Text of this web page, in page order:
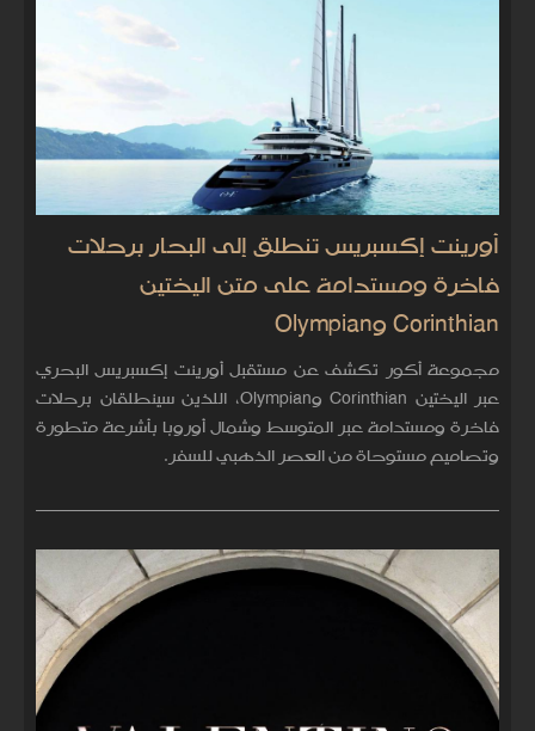
أورينت إكسبريس تنطلق إلى البحار برحلات
فاخرة ومستدامة على متن اليختين
Corinthian وOlympian
مجموعة أكور تكشف عن مستقبل أورينت إكسبريس البحري
عبر اليختين Corinthian وOlympian، اللذين سينطلقان برحلات
فاخرة ومستدامة عبر المتوسط وشمال أوروبا بأشرعة متطورة
وتصاميم مستوحاة من العصر الذهبي للسفر.